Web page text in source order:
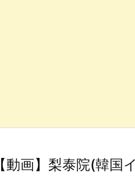
【動画】梨泰院(韓